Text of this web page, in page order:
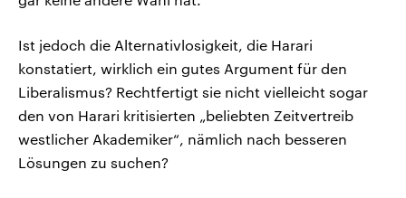
Ist jedoch die Alternativlosigkeit, die Harari
konstatiert, wirklich ein gutes Argument für den
Liberalismus? Rechtfertigt sie nicht vielleicht sogar
den von Harari kritisierten „beliebten Zeitvertreib
westlicher Akademiker“, nämlich nach besseren
Lösungen zu suchen?